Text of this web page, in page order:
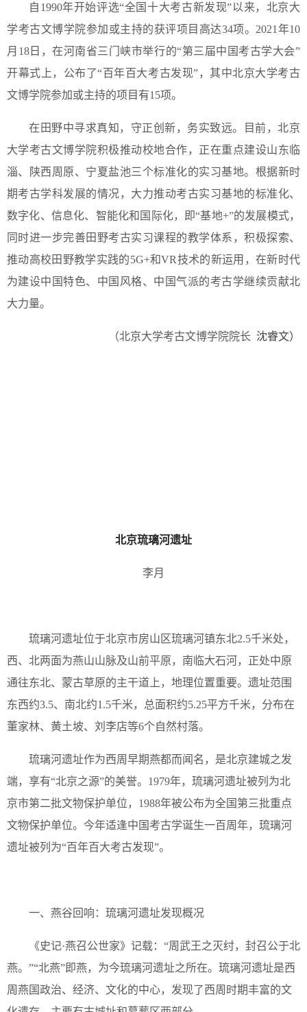
自1990年开始评选“全国十大考古新发现”以来，北京大
学考古文博学院参加或主持的获评项目高达34项。2021年10
月18日，在河南省三门峡市举行的“第三届中国考古学大会”
开幕式上，公布了“百年百大考古发现”，其中北京大学考古
文博学院参加或主持的项目有15项。
在田野中寻求真知，守正创新，务实致远。目前，北京
大学考古文博学院积极推动校地合作，正在重点建设山东临
淄、陕西周原、宁夏盐池三个标准化的实习基地。根据新时
期考古学科发展的情况，大力推动考古实习基地的标准化、
数字化、信息化、智能化和国际化，即“基地+”的发展模式，
同时进一步完善田野考古实习课程的教学体系，积极探索、
推动高校田野教学实践的5G+和VR技术的新运用，在新时代
为建设中国特色、中国风格、中国气派的考古学继续贡献北
大力量。
（北京大学考古文博学院院长 沈睿文）
北京琉璃河遗址
李月
琉璃河遗址位于北京市房山区琉璃河镇东北2.5千米处，
西、北两面为燕山山脉及山前平原，南临大石河，正处中原
通往东北、蒙古草原的主干道上，地理位置重要。遗址范围
东西约3.5、南北约1.5千米，总面积约5.25平方千米，分布在
董家林、黄土坡、刘李店等6个自然村落。
琉璃河遗址作为西周早期燕都而闻名，是北京建城之发
端，享有“北京之源”的美誉。1979年，琉璃河遗址被列为北
京市第二批文物保护单位，1988年被公布为全国第三批重点
文物保护单位。今年适逢中国考古学诞生一百周年，琉璃河
遗址被列为“百年百大考古发现”。
一、燕谷回响：琉璃河遗址发现概况
《史记·燕召公世家》记载：“周武王之灭纣，封召公于北
燕。”“北燕”即燕，为今琉璃河遗址之所在。琉璃河遗址是西
周燕国政治、经济、文化的中心，发现了西周时期丰富的文